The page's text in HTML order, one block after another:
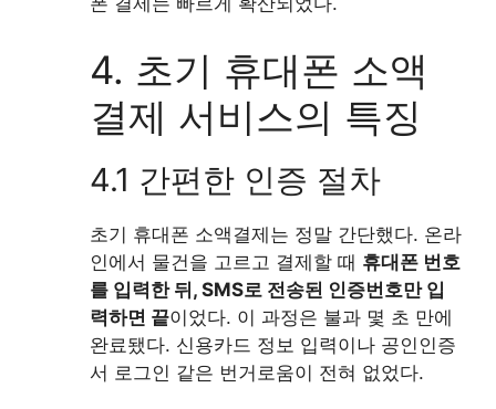
4. 초기 휴대폰 소액
결제 서비스의 특징
4.1 간편한 인증 절차
초기 휴대폰 소액결제는 정말 간단했다. 온라
인에서 물건을 고르고 결제할 때 휴대폰 번호
를 입력한 뒤, SMS로 전송된 인증번호만 입
력하면 끝이었다. 이 과정은 불과 몇 초 만에
완료됐다. 신용카드 정보 입력이나 공인인증
서 로그인 같은 번거로움이 전혀 없었다.